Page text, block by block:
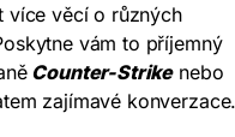
více věcí o různých
vám to příjemný
Counter-Strikenebo
zajímavé